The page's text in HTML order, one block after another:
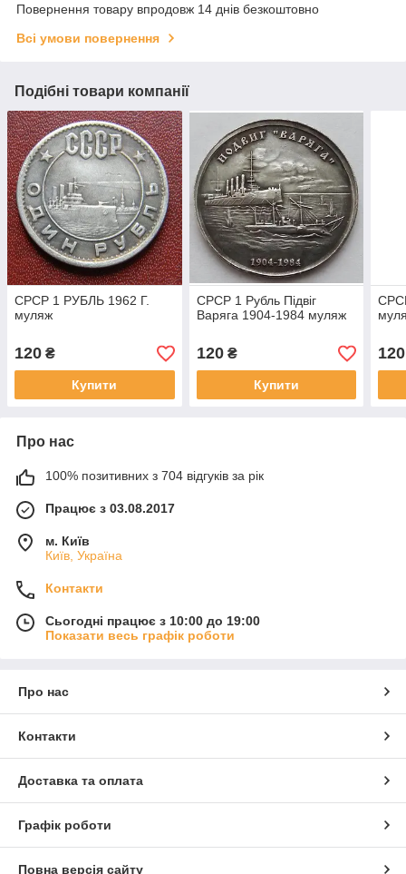
Повернення товару впродовж 14 днів безкоштовно
Всі умови повернення
Подібні товари компанії
СРСР 1 РУБЛЬ 1962 Г.
муляж
120 ₴
Купити
СРСР 1 Рубль Підвіг
Варяга 1904-1984 муляж
120₴
Купити
120
Про нас
100% позитивних з 704 відгуків за рік
Працює з 03.08.2017
м. Київ
Київ, Україна
Контакти
Сьогодні працює з 10:00 до 19:00
Показати весь графік роботи
Про нас
Контакти
Доставка та оплата
Графік роботи
Повна версія сайту